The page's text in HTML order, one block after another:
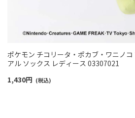
ポケモン チコリータ・ポカブ・ワニノ
アル ソックス レディース 03307021
1,430円 (税込)